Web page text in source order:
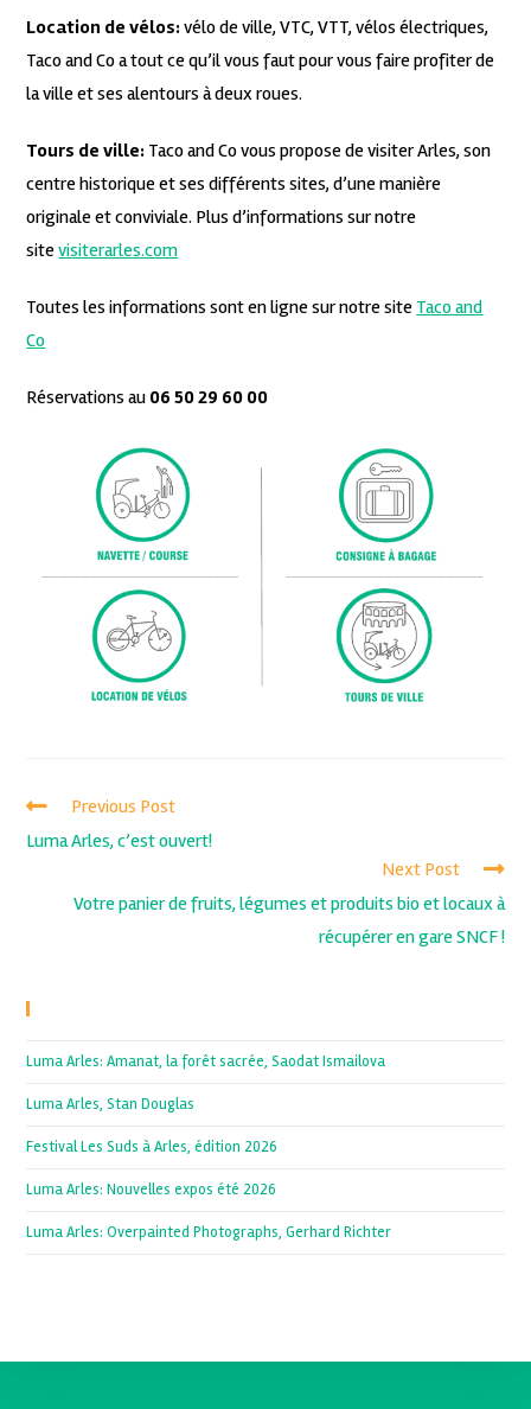
Location de vélos:vélo de ville, VTC, VTT, vélos électriques,
Taco and Co a tout ce qu’il vous faut pour vous faire profiter de
la ville et ses alentours à deux roues.
Tours de ville: Taco and Co vous propose de visiter Arles, son
centre historique et ses différents sites, d’une manière
originale et conviviale. Plus d’informations sur notre
sitevisiterarles.com
Toutes les informations sont en ligne sur notre site Taco and
Co
Réservations au 06 50 29 60 00
Previous Post
Luma Arles, c’est ouvert!
Next Post
Votre panier de fruits, légumes et produits bio et locaux à
récupérer en gare SNCF !
Luma Arles: Amanat, la forêt sacrée, Saodat Ismailova
Luma Arles, Stan Douglas
Festival Les Suds à Arles, édition 2026
Luma Arles: Nouvelles expos été 2026
Luma Arles: Overpainted Photographs, Gerhard Richter